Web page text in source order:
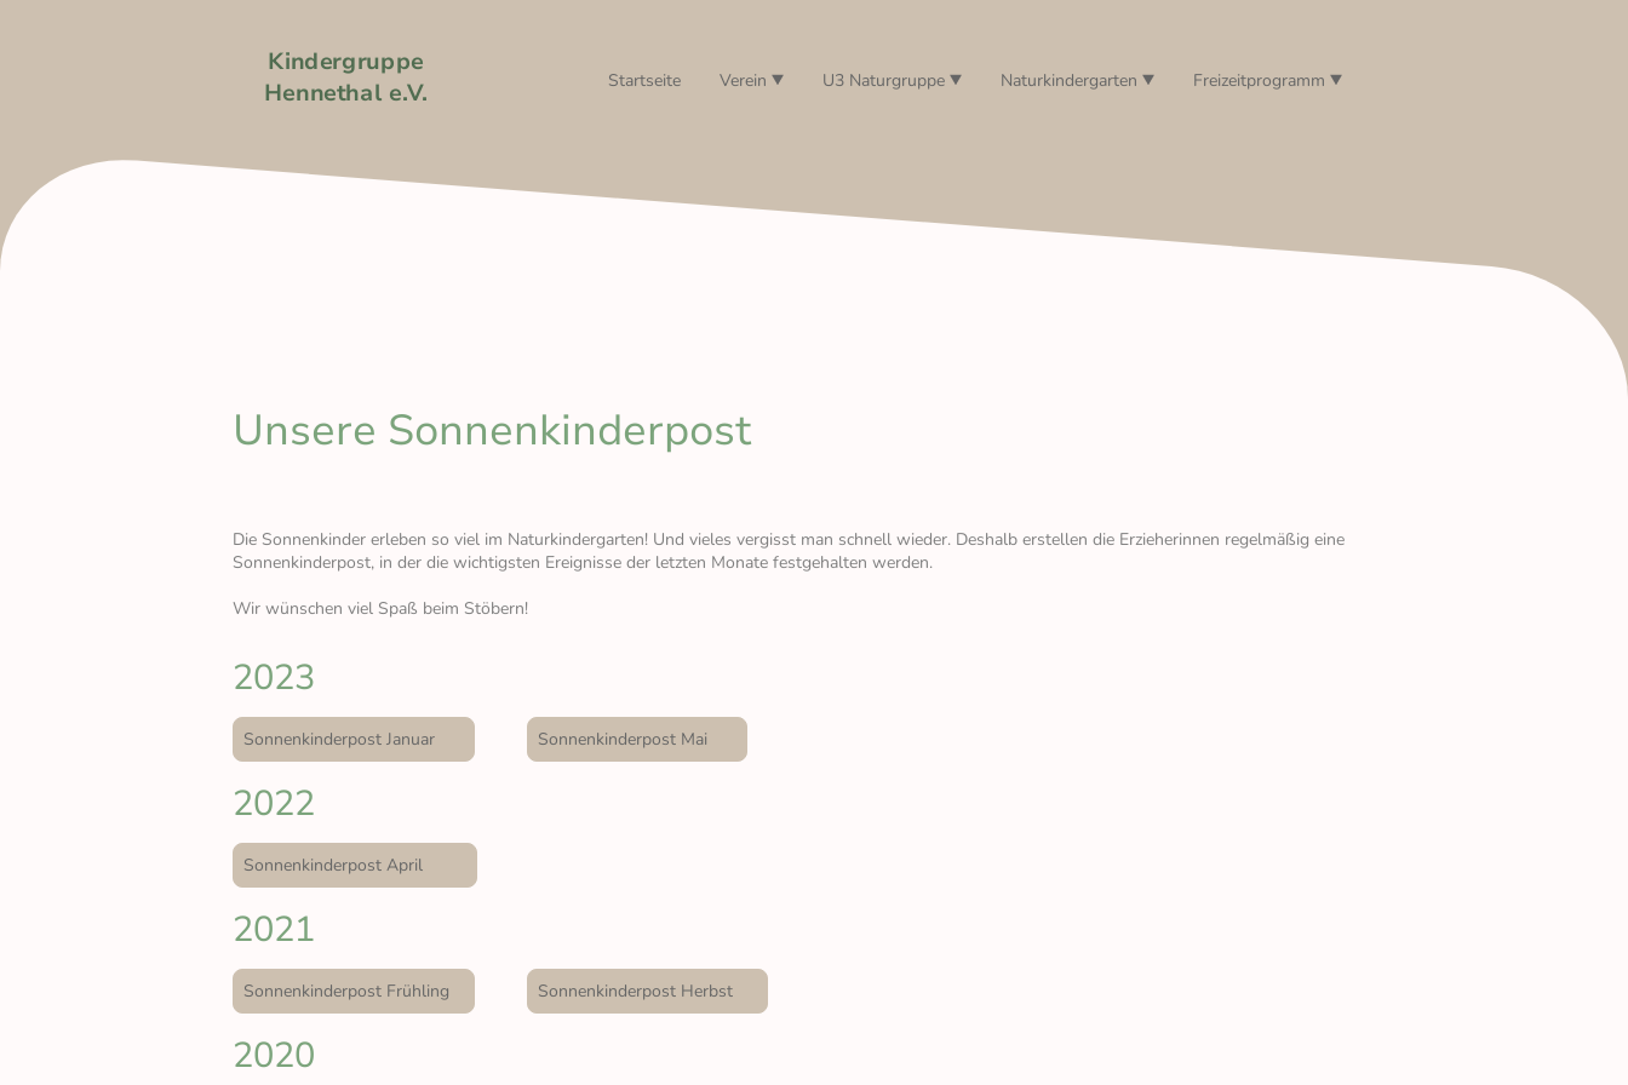
Kindergruppe
Hennethal e.V. Startseite Verein U3 Naturgruppe Naturkindergarten Freizeitprogramm
Unsere Sonnenkinderpost
Die Sonnenkinder erleben so viel im Naturkindergarten! Und vieles vergisst man schnell wieder. Deshalb erstellen die Erzieherinnen regelmäßig eine
Sonnenkinderpost, in der die wichtigsten Ereignisse der letzten Monate festgehalten werden.
Wir wünschen viel Spaß beim Stöbern!
2022
Sonnenkinderpost April
Sonnenkinderpost Januar
2023
Sonnenkinderpost Mai
2021
Sonnenkinderpost Frühling Sonnenkinderpost Herbst
2020